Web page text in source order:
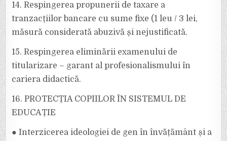
14. Respingerea propunerii de taxare a
tranzacțiilor bancare cu sume fixe (1 leu / 3 lei,
măsură considerată abuzivă și nejustificată.
15. Respingerea eliminării examenului de
titularizare – garant al profesionalismului în
cariera didactică.
16. PROTECȚIA COPIILOR ÎN SISTEMUL DE
EDUCAȚIE
● Interzicerea ideologiei de gen în învățământ și a